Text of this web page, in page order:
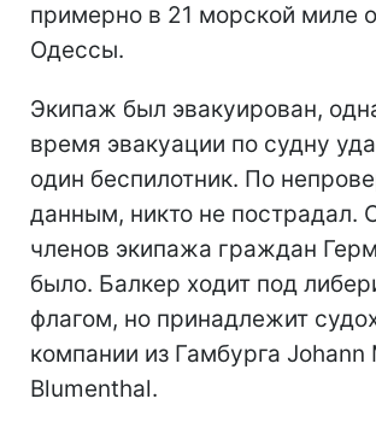
примерно в 21 морской миле
Одессы.
Экипаж был эвакуирован,
время эвакуации по судну
один беспилотник. По
данным, никто не пострадал.
членов экипажа граждан
было. Балкер ходит под
флагом, но принадлежит
компании из Гамбурга Johann
Blumenthal.